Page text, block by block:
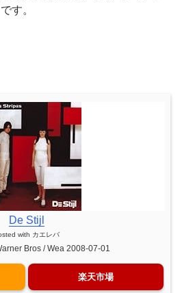
す。
De Stijl
with カエレバ
Bros / Wea 2008-07-01
楽天市場